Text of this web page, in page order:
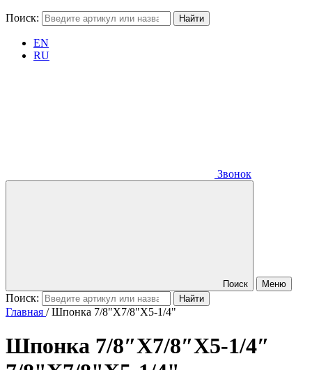
Поиск:
EN
RU
Звонок
Поиск Меню
Поиск:
Главная /Шпонка 7/8"X7/8"X5-1/4"
Шпонка 7/8″X7/8″X5-1/4″